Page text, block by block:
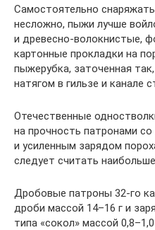
Самостоятельно
несложно, пыжи лучше
и древесно-волокнистые,
картонные прокладки на
пыжерубка, заточенная
натягом в гильзе и канале
Отечественные
на прочность патронами
и усиленным зарядом
следует считать
Дробовые патроны 32-го
дроби массой 14–16 г и
типа «сокол» массой